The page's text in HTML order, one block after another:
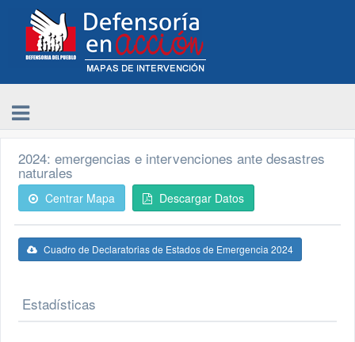
2024: emergencias e intervenciones ante desastres
naturales
Centrar Mapa Descargar Datos
Cuadro de Declaratorias de Estados de Emergencia 2024
Estadísticas